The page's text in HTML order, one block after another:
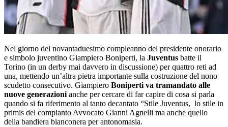
Nel giorno del novantaduesimo compleanno del presidente onorario
e simbolo juventino Giampiero Boniperti, la Juventus batte il
Torino (in un derby mai davvero in discussione) per quattro reti ad
una, mettendo un’altra pietra importante sulla costruzione del nono
scudetto consecutivo. Giampiero Boniperti va tramandato alle
nuove generazioni anche per cercare di far capire di cosa si parla
quando si fa riferimento al tanto decantato “Stile Juventus, lo stile in
primis del compianto Avvocato Gianni Agnelli ma anche quello
della bandiera bianconera per antonomasia.